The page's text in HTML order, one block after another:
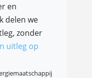
en
delen we
zonder
uitleg op